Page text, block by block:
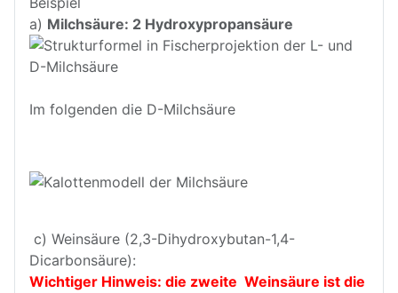
a) Milchsäure: 2 Hydroxypropansäure
Im folgenden die D-Milchsäure
c) Weinsäure (2,3-Dihydroxybutan-1,4-
Dicarbonsäure):
Wichtiger Hinweis: die zweite Weinsäure ist die